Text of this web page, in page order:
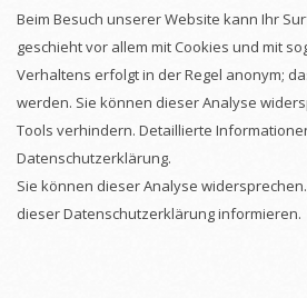
Beim Besuch unserer Website kann Ihr
geschieht vor allem mit Cookies und mit
Verhaltens erfolgt in der Regel anonym;
werden. Sie können dieser Analyse
Tools verhindern. Detaillierte
Datenschutzerklärung.
Sie können dieser Analyse
dieser Datenschutzerklärung informieren.